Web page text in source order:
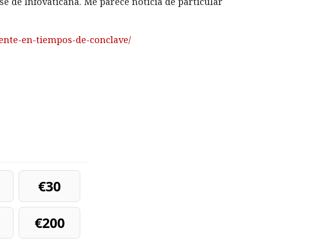
en-tiempos-de-conclave/
€30
€200